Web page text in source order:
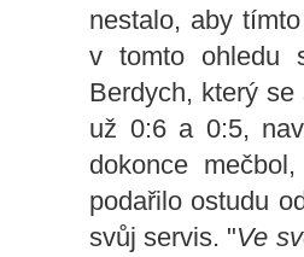
nestalo, aby
v tomto ohledu
Berdych, který
už 0:6 a 0:5,
dokonce
podařilo ostudu
svůj servis. "Ve